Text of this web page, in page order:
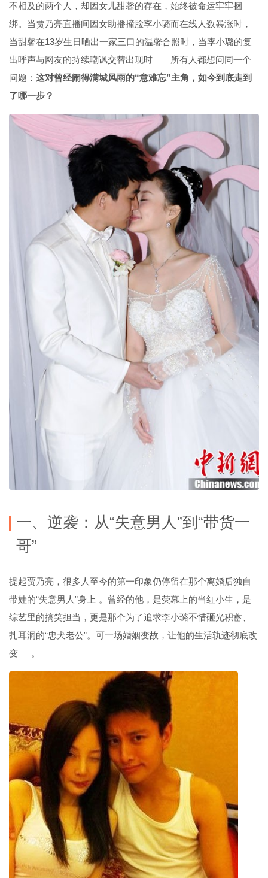
不相及的两个人，却因女儿甜馨的存在，始终被命运牢牢捆
绑。当贾乃亮直播间因女助播撞脸李小璐而在线人数暴涨时，
当甜馨在13岁生日晒出一家三口的温馨合照时，当李小璐的复
出呼声与网友的持续嘲讽交替出现时——所有人都想问同一个
问题： 这对曾经闹得满城风雨的“意难忘”主角，如今到底走到
了哪一步？
一、逆袭：从“失意男人”到“带货一
哥”
提起贾乃亮，很多人至今的第一印象仍停留在那个离婚后独自
带娃的“失意男人”身上 。曾经的他，是荧幕上的当红小生，是
综艺里的搞笑担当，更是那个为了追求李小璐不惜砸光积蓄、
扎耳洞的“忠犬老公”。可一场婚姻变故，让他的生活轨迹彻底改
变
。